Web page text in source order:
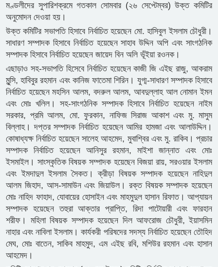
মণ্ডলীদের সুপারিশক্রমে গতকাল সোমবার (২৬ সেপ্টেম্বর) উক্ত কমিটির
অনুমোদন দেওয়া হয়।
উক্ত কমিটির সভাপতি হিসাবে নির্বাচিত হয়েছেন মো. হাসিবুল ইসলাম চৌধুরী।
সাধারণ সম্পাদক হিসাবে নির্বাচিত হয়েছেন সাহাব উদ্দিন অপি এবং সাংগঠনিক
সম্পাদক হিসাবে নির্বাচিত হয়েছেন জায়েদ বিন অলি ভূঁইয়া রওনক।
এছাড়াও সহ-সভাপতি হিসেবে নির্বাচিত হয়েছেন কাজী জি এইছ রাজু, আকরাম
মুন্সি, হাবিবুর রহমান এবং কানিজ ফাতেমা শিরিন। যুগ্ম-সাধারণ সম্পাদক হিসাবে
নির্বাচিত হয়েছেন মহসিন আলম, বদরুল আলম, আবদুল্লাহ আল নোমান ইমন
এবং মোঃ খলিল। সহ-সাংগঠনিক সম্পাদক হিসাবে নির্বাচিত হয়েছেন নাইম
সরকার, প্রমি আলম, মো. ফুরকান, নাফিজ সিরাজ আকাশ এবং মু. মাসুম
বিল্লাহ। দপ্তর সম্পাদক নির্বাচিত হয়েছেন আমির হামজা এবং আলাউদ্দিন।
কোষাধ্যক্ষ নির্বাচিত হয়েছেন সালেহ আহমেদ, মুবাশ্বির এবং মু. রাকিব। প্রচার
সম্পাদক নির্বাচিত হয়েছেন আনিসুর রহমান, মাইশা জান্নাত এবং মোঃ
ইসমাইল। সাংস্কৃতিক বিষয়ক সম্পাদক হয়েছেন বিজয়া রায়, সরওয়ার ইসলাম
এবং ইমদাদুল ইসলাম সৈকত। ক্রীড়া বিষয়ক সম্পাদক হয়েছেন নাহিদুল
আলম জিহাদ, আস-সামাউন এবং জিয়াউল। রক্ত বিষয়ক সম্পাদক হয়েছেন
মোঃ নাহিদ ফাহাদ, যোবায়ের হোসাইন এবং মাহমুদুল হাসান রিফাত। আপ্যায়ন
সম্পাদক হয়েছেন তহুরা আক্তার প্রাপ্তি, রিদা পাটোয়ারী এবং ফারহান
শরীফ। মহিলা বিষয়ক সম্পাদক হয়েছেন দিল আফরোজ চৌধুরী, ইয়াসমিন
নাহার এবং নাবিলা ইসলাম। কার্যকরী পরিষদের সদস্য নির্বাচিত হয়েছেন তৌহিদ
মেঘ, মোঃ বাতেন, সাকিব মাহমুদ, এম এইছ রবি, মশিউর রহমান এবং হাসান
আহমেদ।